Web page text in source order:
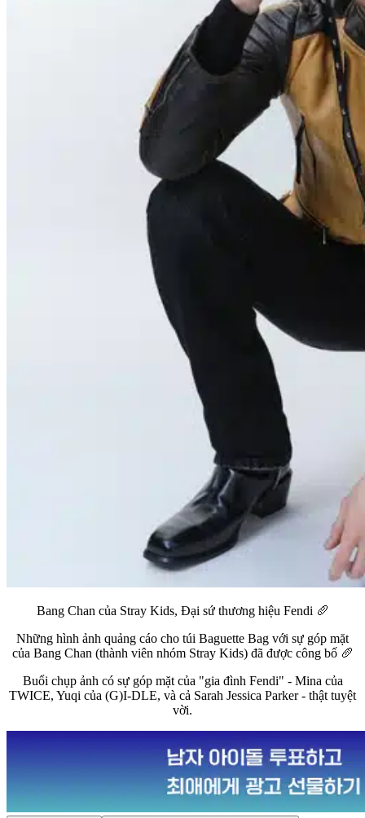
Bang Chan của Stray Kids, Đại sứ thương hiệu Fendi 🥖
Những hình ảnh quảng cáo cho túi Baguette Bag với sự góp mặt
của Bang Chan (thành viên nhóm Stray Kids) đã được công bố 🥖
Buổi chụp ảnh có sự góp mặt của "gia đình Fendi" - Mina của
TWICE, Yuqi của (G)I-DLE, và cả Sarah Jessica Parker - thật tuyệt
vời.